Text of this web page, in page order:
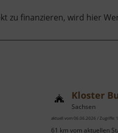
zu finanzieren, wird hier
Kloster
Sachsen
aktuell vom 06.06.2026 / Zugriffe:
61 km vom aktuellen